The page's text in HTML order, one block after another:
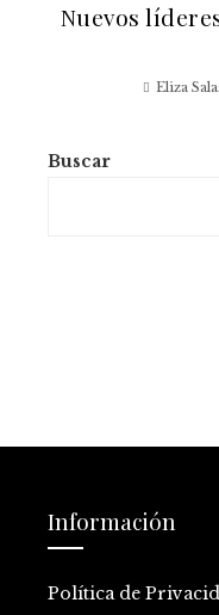
Nuevos
Eliza
Buscar
Información
Política de